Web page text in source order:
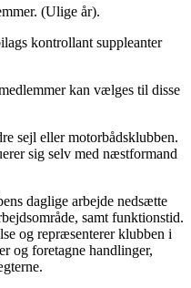
(Ulige år).
kontrollant suppleanter
kan vælges til disse
sejl eller motorbådsklubben.
sig selv med næstformand
daglige arbejde nedsætte
samt funktionstid.
og repræsenterer klubben i
og foretagne handlinger,